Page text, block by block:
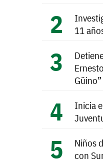
11
Güino”
Inicia
Niños
con